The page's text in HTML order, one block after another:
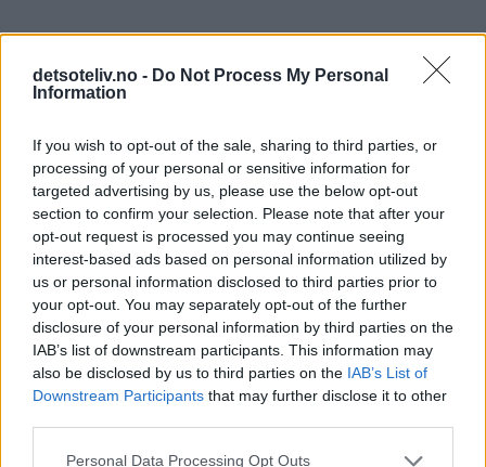
detsoteliv.no - Do Not Process My Personal
Information
If you wish to opt-out of the sale, sharing to third parties, or
processing of your personal or sensitive information for
targeted advertising by us, please use the below opt-out
section to confirm your selection. Please note that after your
opt-out request is processed you may continue seeing
interest-based ads based on personal information utilized by
us or personal information disclosed to third parties prior to
your opt-out. You may separately opt-out of the further
disclosure of your personal information by third parties on the
IAB’s list of downstream participants. This information may
also be disclosed by us to third parties on the IAB’s List of
Downstream Participants that may further disclose it to other
Personal Data Processing Opt Outs
Sjokolademuffins med sjokoladekrem
(Sjokoladecupcakes)